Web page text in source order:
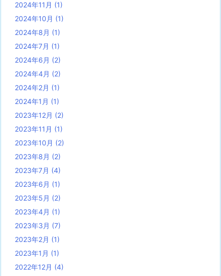
2024年11月 (1)
2024年10月 (1)
2024年8月 (1)
2024年7月 (1)
2024年6月 (2)
2024年4月 (2)
2024年2月 (1)
2024年1月 (1)
2023年12月 (2)
2023年11月 (1)
2023年10月 (2)
2023年8月 (2)
2023年7月 (4)
2023年6月 (1)
2023年5月 (2)
2023年4月 (1)
2023年3月 (7)
2023年2月 (1)
2023年1月 (1)
2022年12月 (4)